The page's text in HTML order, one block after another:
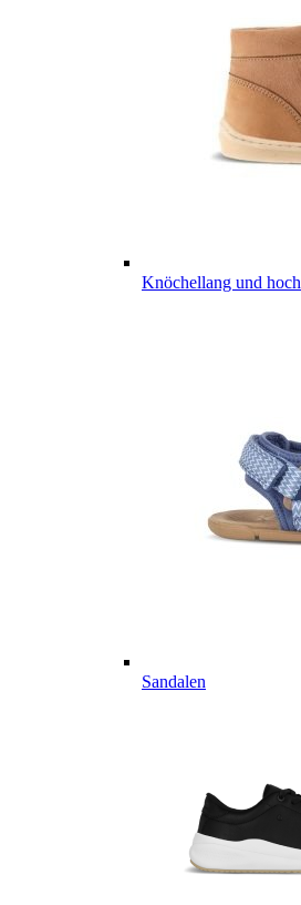
Knöchellang und hoch
Sandalen